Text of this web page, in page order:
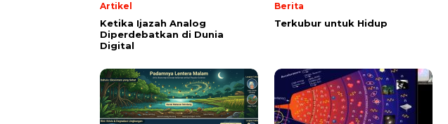
Artikel
Ketika Ijazah Analog
Diperdebatkan di Dunia
Digital
Berita
Terkubur untuk Hidup